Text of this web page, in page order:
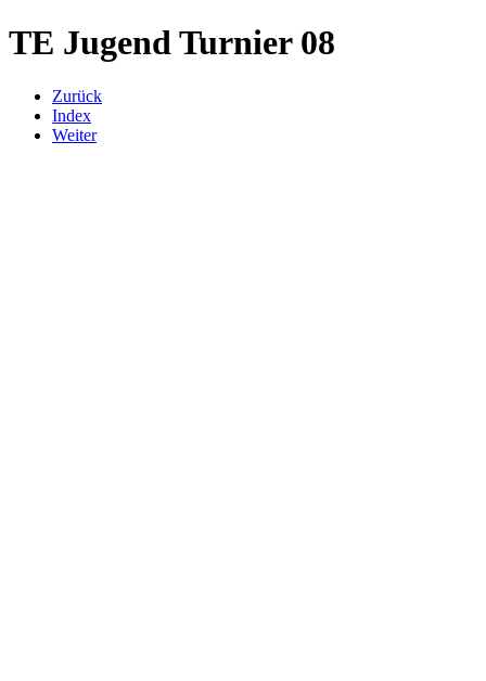
TE Jugend Turnier 08
Zurück
Index
Weiter